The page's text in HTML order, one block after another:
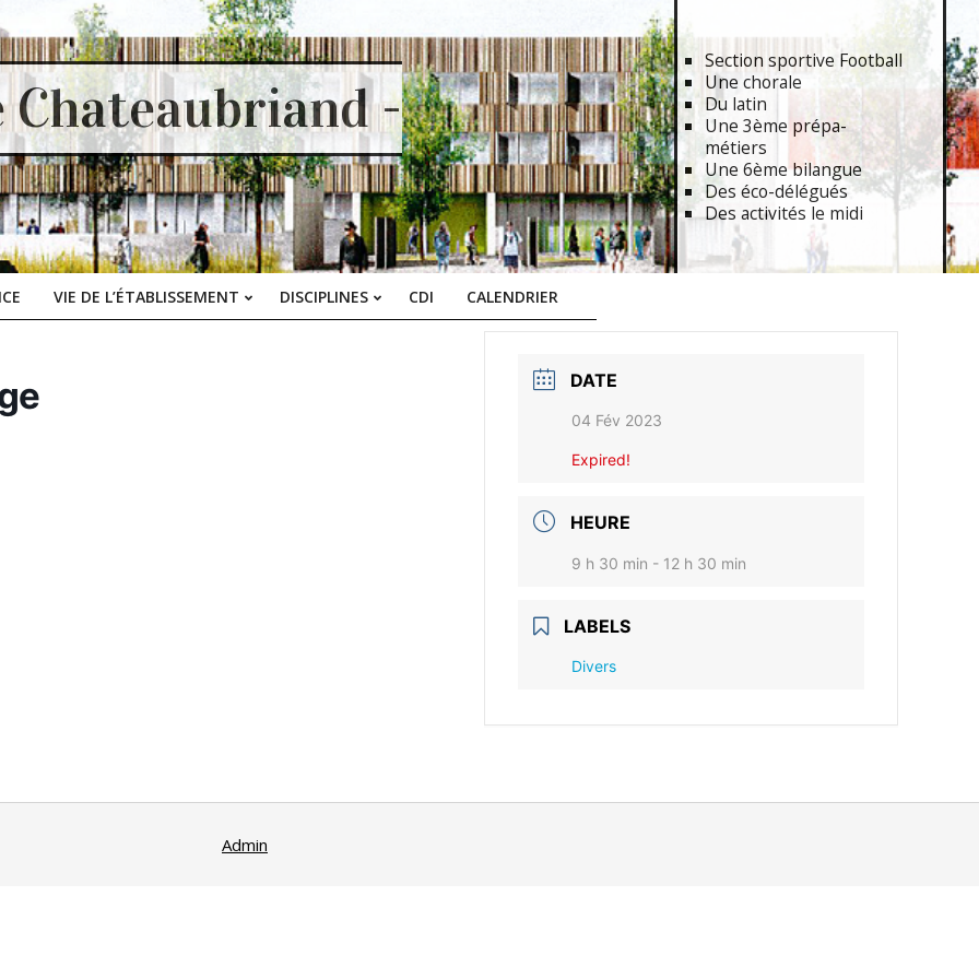
Chateaubriand -
Section sportive Football
Une chorale
Du latin
Une 3ème prépa-
métiers
Une 6ème bilangue
Des éco-délégués
Des activités le midi
Primary
VIE DE L’ÉTABLISSEMENT DISCIPLINES CDI CALENDRIER
DATE
04 Fév 2023
Expired!
HEURE
9 h 30 min - 12 h 30 min
LABELS
Divers
Admin